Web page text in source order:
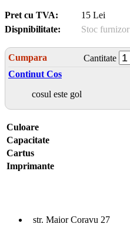
Pret cu TVA:
15 Lei
Dispnibilitate:
Stoc furnizor
Cumpara
Cantitate
Continut Cos
cosul este gol
Culoare
Capacitate
Cartus
Imprimante
str. Maior Coravu 27